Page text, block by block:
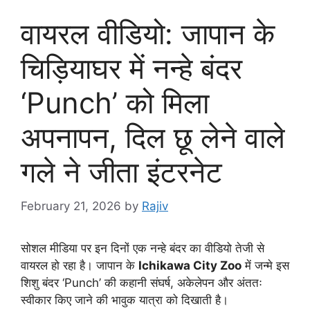
वायरल वीडियो: जापान के
चिड़ियाघर में नन्हे बंदर
‘Punch’ को मिला
अपनापन, दिल छू लेने वाले
गले ने जीता इंटरनेट
February 21, 2026 by Rajiv
सोशल मीडिया पर इन दिनों एक नन्हे बंदर का वीडियो तेजी से
वायरल हो रहा है। जापान के Ichikawa City Zoo में जन्मे इस
शिशु बंदर ‘Punch’ की कहानी संघर्ष, अकेलेपन और अंततः
स्वीकार किए जाने की भावुक यात्रा को दिखाती है।